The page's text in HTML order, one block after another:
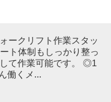
ークリフト作業スタッ
ト体制もしっかり整っ
て作業可能です。 ◎1
働くメ...